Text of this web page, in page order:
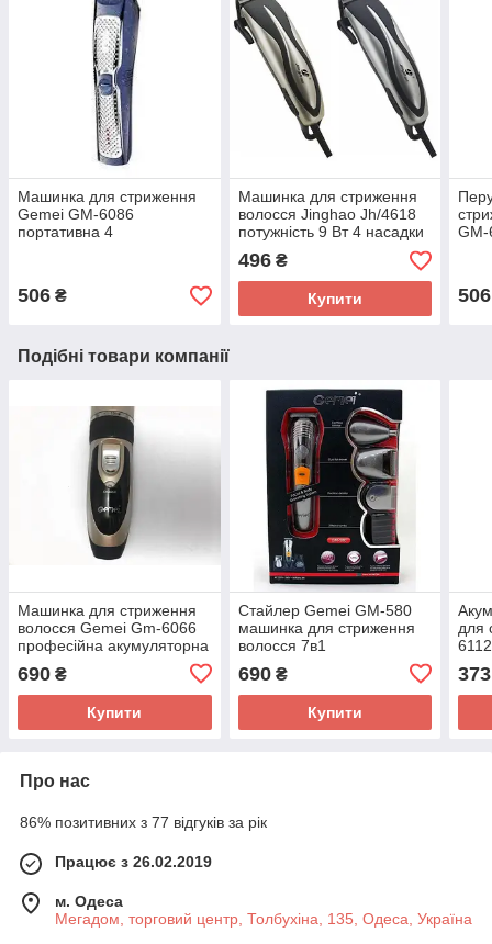
Машинка для стриження
Gemei GM-6086
портативна 4
506 ₴
Машинка для стриження
волосся Jinghao Jh/4618
потужність 9 Вт 4 насадки
496₴
Купити
GM-
506
Подібні товари компанії
Машинка для стриження
волосся Gemei Gm-6066
професійна акумуляторна
690 ₴
Купити
Стайлер Gemei GM-580
машинка для стриження
волосся 7в1
690₴
Купити
для
373
Про нас
86% позитивних з 77 відгуків за рік
Працює з 26.02.2019
м. Одеса
Мегадом, торговий центр, Толбухіна, 135, Одеса, Україна